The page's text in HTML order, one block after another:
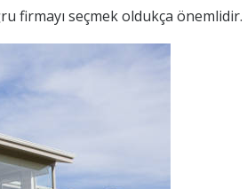
firmayı seçmek oldukça önemlidir.